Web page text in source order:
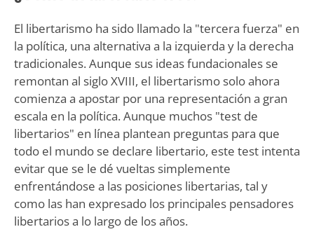
El libertarismo ha sido llamado la "tercera fuerza" en
la política, una alternativa a la izquierda y la derecha
tradicionales. Aunque sus ideas fundacionales se
remontan al siglo XVIII, el libertarismo solo ahora
comienza a apostar por una representación a gran
escala en la política. Aunque muchos "test de
libertarios" en línea plantean preguntas para que
todo el mundo se declare libertario, este test intenta
evitar que se le dé vueltas simplemente
enfrentándose a las posiciones libertarias, tal y
como las han expresado los principales pensadores
libertarios a lo largo de los años.